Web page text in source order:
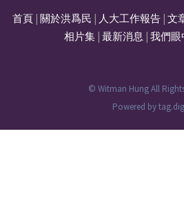
首頁 關於洪爲民 人大工作報告 文
相片集| 最新消息 我們眼
© Witman Hung All
Powered by